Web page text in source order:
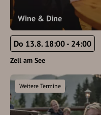
Wine & Dine
Do 13.8. 18:00 - 24:00
Zell am See
Weitere Termine